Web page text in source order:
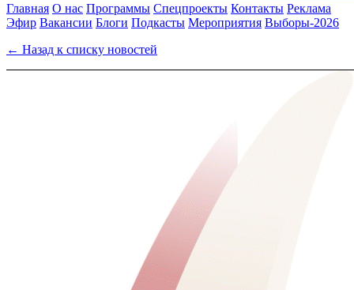
Главная О нас Программы Спецпроекты Контакты Реклама
Эфир Вакансии Блоги Подкасты Мероприятия Выборы-2026
← Назад к списку новостей